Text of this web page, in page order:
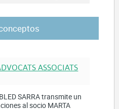
ASSOCIATS
SARRA transmite un
al socio MARTA